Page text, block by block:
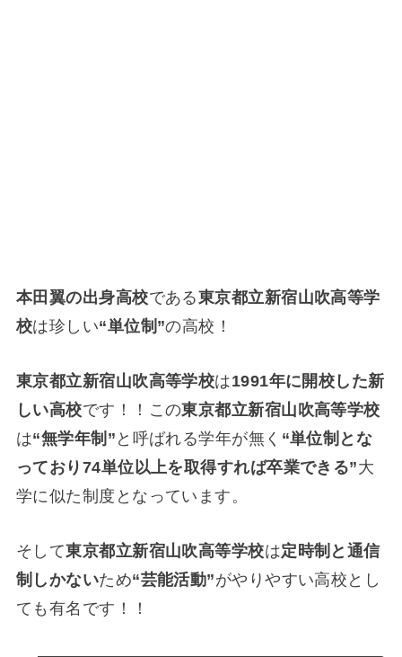
本田翼の出身高校である東京都立新宿山吹高等学
校は珍しい“単位制”の高校！
東京都立新宿山吹高等学校は1991年に開校した新
しい高校です！！この東京都立新宿山吹高等学校
は“無学年制” と呼ばれる学年が無く “単位制とな
っており74単位以上を取得すれば卒業できる”大
学に似た制度となっています。
そして東京都立新宿山吹高等学校は定時制と通信
制しかないため“芸能活動”がやりやすい高校とし
ても有名です！！